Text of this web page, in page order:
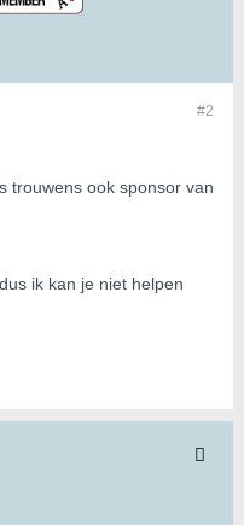
#2
trouwens ook sponsor van
ik kan je niet helpen